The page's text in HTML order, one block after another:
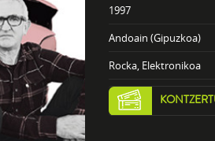
1997
Andoain (Gipuzkoa)
Rocka, Elektronikoa